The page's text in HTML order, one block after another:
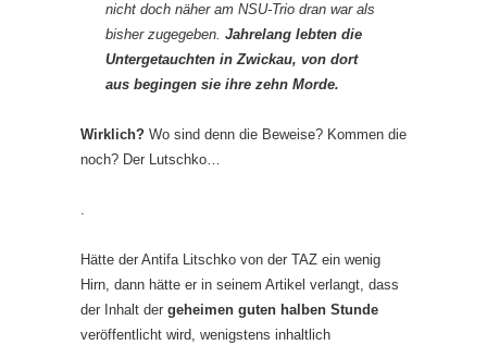
nicht doch näher am NSU-Trio dran war als
bisher zugegeben. Jahrelang lebten die
Untergetauchten in Zwickau, von dort
aus begingen sie ihre zehn Morde.
Wirklich? Wo sind denn die Beweise? Kommen die
noch? Der Lutschko…
.
Hätte der Antifa Litschko von der TAZ ein wenig
Hirn, dann hätte er in seinem Artikel verlangt, dass
der Inhalt der geheimen guten halben Stunde
veröffentlicht wird, wenigstens inhaltlich